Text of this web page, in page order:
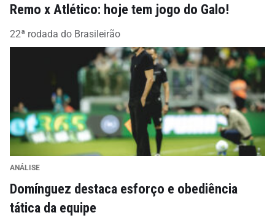
Remo x Atlético: hoje tem jogo do Galo!
22ª rodada do Brasileirão
ANÁLISE
Domínguez destaca esforço e obediência
tática da equipe